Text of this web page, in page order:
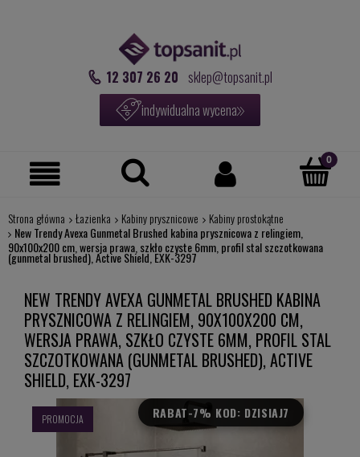
12 307 26 20 sklep@topsanit.pl
indywidualna wycena
Strona główna Łazienka Kabiny prysznicowe
Kabiny prostokątne
New Trendy Avexa Gunmetal Brushed kabina prysznicowa z relingiem,
90x100x200 cm, wersja prawa, szkło czyste 6mm, profil stal szczotkowana
(gunmetal brushed), Active Shield, EXK-3297
NEW TRENDY AVEXA GUNMETAL BRUSHED KABINA
PRYSZNICOWA Z RELINGIEM, 90X100X200 CM,
WERSJA PRAWA, SZKŁO CZYSTE 6MM, PROFIL STAL
SZCZOTKOWANA (GUNMETAL BRUSHED), ACTIVE
SHIELD, EXK-3297
RABAT-7% KOD: DZISIAJ7
PROMOCJA